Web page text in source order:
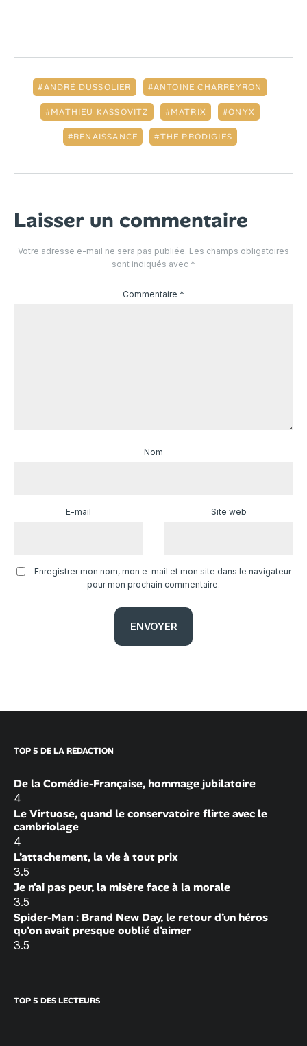
ANDRÉ DUSSOLIER ANTOINE CHARREYRON
MATHIEU KASSOVITZ MATRIX ONYX
RENAISSANCE THE PRODIGIES
Laisser un commentaire
Votre adresse e-mail ne sera pas publiée. Les champs obligatoires
sont indiqués avec *
Commentaire *
Nom
E-mail Site web
Enregistrer mon nom, mon e-mail et mon site dans le navigateur
pour mon prochain commentaire.
TOP 5 DE LA RÉDACTION
De la Comédie-Française, hommage jubilatoire
4
Le Virtuose, quand le conservatoire flirte avec le
cambriolage
4
L’attachement, la vie à tout prix
3.5
Je n’ai pas peur, la misère face à la morale
3.5
Spider-Man : Brand New Day, le retour d’un héros
qu’on avait presque oublié d’aimer
3.5
TOP 5 DES LECTEURS